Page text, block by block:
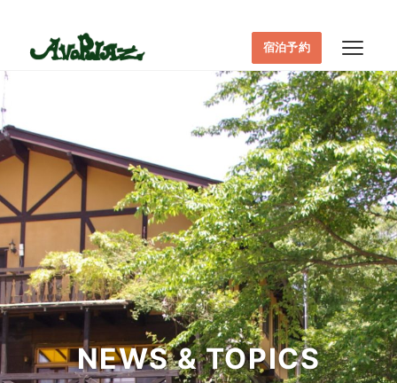
宿泊予約
NEWS & TOPICS